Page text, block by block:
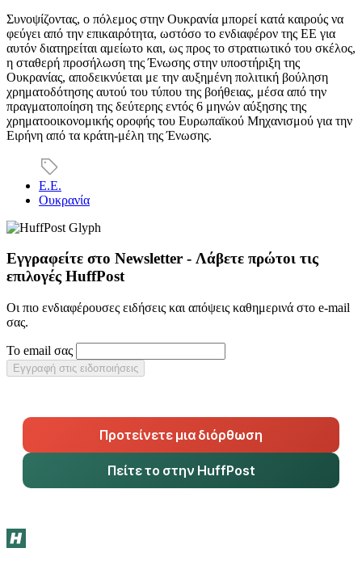
Συνοψίζοντας, ο πόλεμος στην Ουκρανία μπορεί κατά καιρούς να
φεύγει από την επικαιρότητα, ωστόσο το ενδιαφέρον της ΕΕ για
αυτόν διατηρείται αμείωτο και, ως προς το στρατιωτικό του σκέλος,
η σταθερή προσήλωση της Ένωσης στην υποστήριξη της
Ουκρανίας, αποδεικνύεται με την αυξημένη πολιτική βούληση
χρηματοδότησης αυτού του τύπου της βοήθειας, μέσα από την
πραγματοποίηση της δεύτερης εντός 6 μηνών αύξησης της
χρηματοοικονομικής οροφής του Ευρωπαϊκού Μηχανισμού για την
Ειρήνη από τα κράτη-μέλη της Ένωσης.
Ε.Ε.
Ουκρανία
Εγγραφείτε στο Newsletter - Λάβετε πρώτοι τις
επιλογές HuffPost
Οι πιο ενδιαφέρουσες ειδήσεις και απόψεις καθημερινά στο e-mail
σας.
Το email σας
Εγγραφή στις ειδοποιήσεις
Προτείνετε μια διόρθωση
Πείτε το στην HuffPost